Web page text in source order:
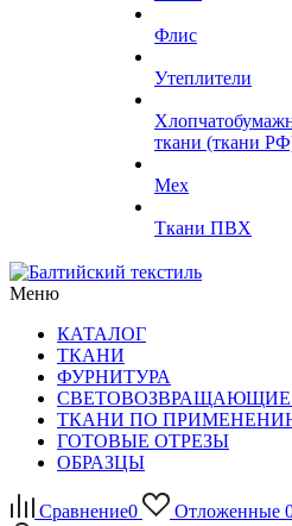
Флис
Утеплители
ткани (ткани
Мех
Ткани ПВХ
Меню
КАТАЛОГ
ТКАНИ
ФУРНИТУРА
ТКАНИ ПО
ГОТОВЫЕ ОТРЕЗЫ
ОБРАЗЦЫ
Сравнение0 Отложенные